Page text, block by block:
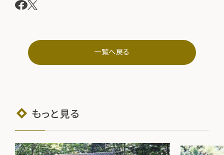
一覧へ戻る
もっと見る